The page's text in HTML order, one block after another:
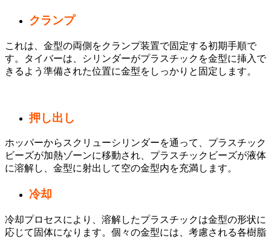
クランプ
これは、金型の両側をクランプ装置で固定する初期手順で
す。タイバーは、シリンダーがプラスチックを金型に挿入で
きるよう準備された位置に金型をしっかりと固定します。
押し出し
ホッパーからスクリューシリンダーを通って、プラスチック
ビーズが加熱ゾーンに移動され、プラスチックビーズが液体
に溶解し、金型に射出して空の金型内を充満します。
冷却
冷却プロセスにより、溶解したプラスチックは金型の形状に
応じて固体になります。個々の金型には、考慮される各樹脂